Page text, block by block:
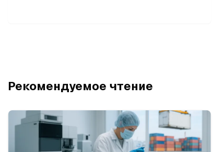
Рекомендуемое чтение